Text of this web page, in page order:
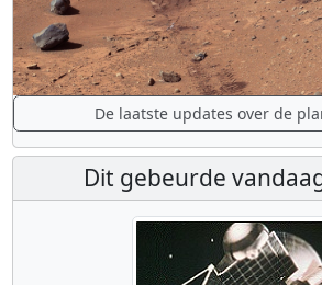
De laatste updates over de
Dit gebeurde